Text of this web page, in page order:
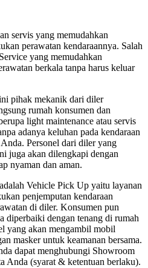
servis yang memudahkan
perawatan kendaraannya. Salah
yang memudahkan
berkala tanpa harus keluar
pihak mekanik dari diler
rumah konsumen dan
light maintenance atau servis
adanya keluhan pada kendaraan
Personel dari diler yang
juga akan dilengkapi dengan
nyaman dan aman.
Vehicle Pick Up yaitu layanan
penjemputan kendaraan
di diler. Konsumen pun
diperbaiki dengan tenang di rumah
yang akan mengambil mobil
masker untuk keamanan bersama.
dapat menghubungi Showroom
Anda (syarat & ketentuan berlaku).